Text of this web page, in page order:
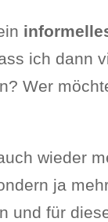
ich dann
Wer
wieder
ja
für